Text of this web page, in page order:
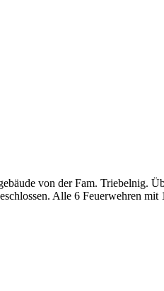
von der Fam. Triebelnig.
Alle 6 Feuerwehren